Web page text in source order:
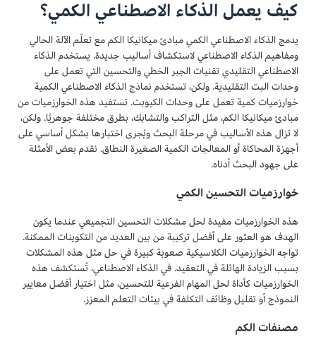
كيف يعمل الذكاء الاصطناعي الكمي؟
يدمج الذكاء الاصطناعي الكمي مبادئ ميكانيكا الكم مع تعلّم الآلة الحالي
ومفاهيم الذكاء الاصطناعي لاستكشاف أساليب جديدة. يستخدم الذكاء
الاصطناعي التقليدي تقنيات الجبر الخطي والتحسين التي تعمل على
وحدات البت التقليدية. ولكن، تستخدم نماذج الذكاء الاصطناعي الكمية
خوارزميات كمية تعمل على وحدات الكيوبت. تستفيد هذه الخوارزميات من
مبادئ ميكانيكا الكم، مثل التراكب والتشابك، بطرق مختلفة جوهريًا. ولكن،
لا تزال هذه الأساليب في مرحلة البحث ويُجرى اختبارها بشكل أساسي على
أجهزة المحاكاة أو المعالجات الكمية الصغيرة النطاق. نقدم بعض الأمثلة
على جهود البحث أدناه.
خوارزميات التحسين الكمي
هذه الخوارزميات مفيدة لحل مشكلات التحسين التجميعي عندما يكون
الهدف هو العثور على أفضل تركيبة من بين العديد من التكوينات الممكنة.
تواجه الخوارزميات الكلاسيكية صعوبة كبيرة في حل مثل هذه المشكلات
بسبب الزيادة الهائلة في التعقيد. في الذكاء الاصطناعي، تُستكشف هذه
الخوارزميات كأداة لحل المهام الفرعية للتحسين، مثل اختيار أفضل معايير
النموذج أو تقليل وظائف التكلفة في بيئات التعلم المعزز.
مصنفات الكم